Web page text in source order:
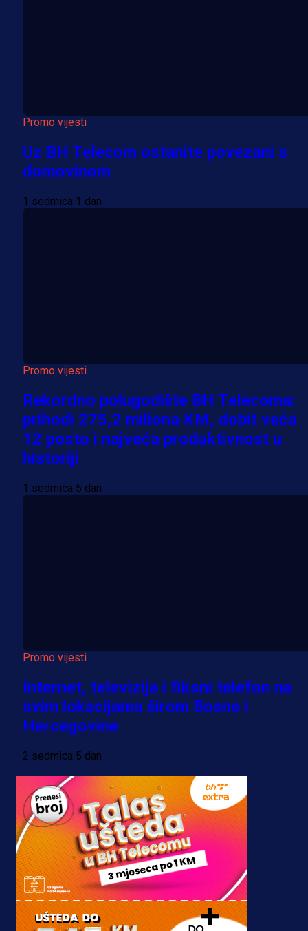
Promo vijesti
Uz BH Telecom ostanite povezani s
domovinom
1 sedmica 1 dan
Promo vijesti
Rekordno polugodište BH Telecoma:
prihodi 275,2 miliona KM, dobit veća
12 posto i najveća produktivnost u
historiji
1 sedmica 5 dan
Promo vijesti
Internet, televizija i fiksni telefon na
svim lokacijama širom Bosne i
Hercegovine
2 sedmica 5 dan